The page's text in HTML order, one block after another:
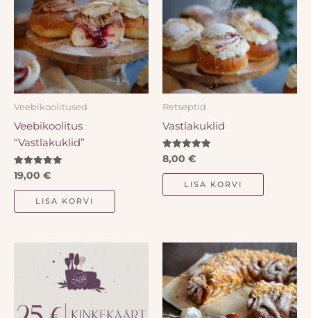
Veebikoolitused
Veebikoolitus
“Vastlakuklid”
Hinnanguga
5.00
/ 5
19,00 €
LISA KORVI
Retseptid
Vastlakuklid
Hinnanguga
5.00
/ 5
8,00 €
LISA KORVI